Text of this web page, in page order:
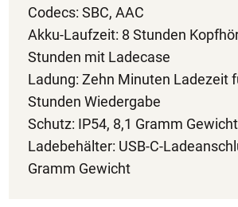
Codecs: SBC, AAC
Akku-Laufzeit: 8 Stunden
Stunden mit Ladecase
Ladung: Zehn Minuten Ladezeit
Stunden Wiedergabe
Schutz: IP54, 8,1 Gramm Gewicht
Ladebehälter: USB-C-
Gramm Gewicht